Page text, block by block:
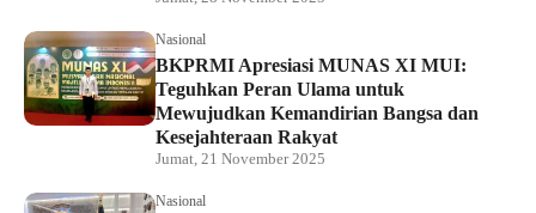
Nasional
BKPRMI Apresiasi MUNAS XI MUI:
Teguhkan Peran Ulama untuk
Mewujudkan Kemandirian Bangsa dan
Kesejahteraan Rakyat
Jumat, 21 November 2025
Nasional